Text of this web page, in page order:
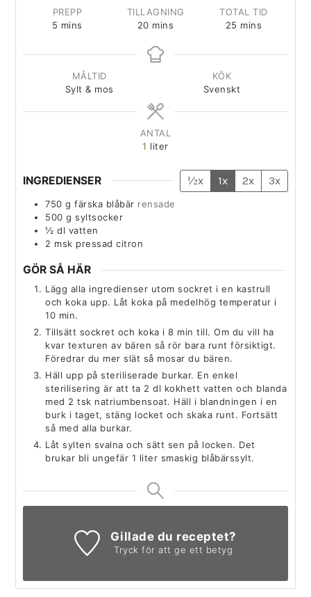
PREPP
5 mins
TILLAGNING
20 mins
TOTAL TID
25 mins
MÅLTID
Sylt & mos
KÖK
Svenskt
ANTAL
1 liter
INGREDIENSER ½x 1x 2x 3x
750 g färska blåbär rensade
500 g syltsocker
½ dl vatten
2 msk pressad citron
GÖR SÅ HÄR
Lägg alla ingredienser utom sockret i en kastrull
och koka upp. Låt koka på medelhög temperatur i
10 min.
Tillsätt sockret och koka i 8 min till. Om du vill ha
kvar texturen av bären så rör bara runt försiktigt.
Föredrar du mer slät så mosar du bären.
Häll upp på steriliserade burkar. En enkel
sterilisering är att ta 2 dl kokhett vatten och blanda
med 2 tsk natriumbensoat. Häll i blandningen i en
burk i taget, stäng locket och skaka runt. Fortsätt
så med alla burkar.
Låt sylten svalna och sätt sen på locken. Det
brukar bli ungefär 1 liter smaskig blåbärssylt.
Gillade du receptet?
Tryck för att ge ett betyg